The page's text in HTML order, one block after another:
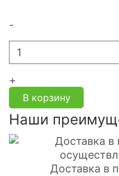
-
+
В корзину
Наши
Доставка в